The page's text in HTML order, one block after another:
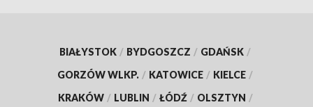
BIAŁYSTOK / BYDGOSZCZ / GDAŃSK /
GORZÓW WLKP. / KATOWICE / KIELCE /
KRAKÓW / LUBLIN / ŁÓDŹ / OLSZTYN /